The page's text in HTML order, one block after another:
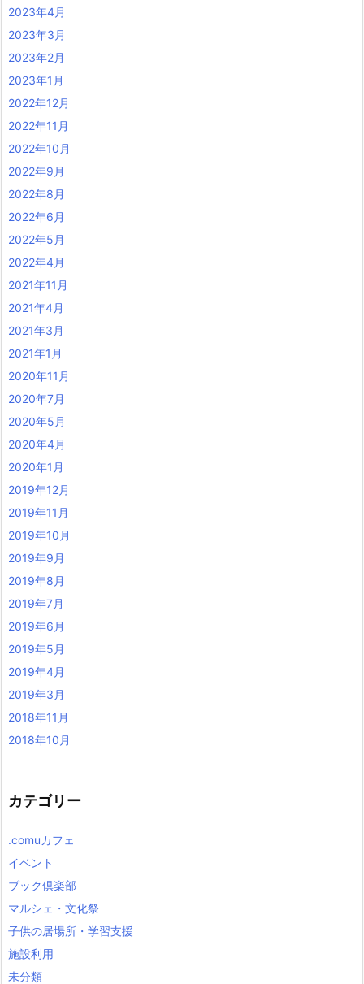
2023年4月
2023年3月
2023年2月
2023年1月
2022年12月
2022年11月
2022年10月
2022年9月
2022年8月
2022年6月
2022年5月
2022年4月
2021年11月
2021年4月
2021年3月
2021年1月
2020年11月
2020年7月
2020年5月
2020年4月
2020年1月
2019年12月
2019年11月
2019年10月
2019年9月
2019年8月
2019年7月
2019年6月
2019年5月
2019年4月
2019年3月
2018年11月
2018年10月
カテゴリー
.comuカフェ
イベント
ブック倶楽部
マルシェ・文化祭
子供の居場所・学習支援
施設利用
未分類